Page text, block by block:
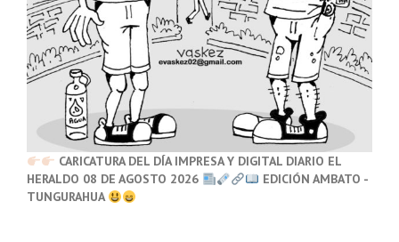
CARICATURA DEL DÍA IMPRESA Y DIGITAL DIARIO EL
HERALDO 08 DE AGOSTO 2026
EDICIÓN AMBATO -
TUNGURAHUA